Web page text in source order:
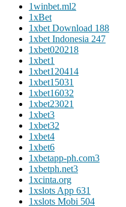
1winbet.ml2
1xBet
1xbet Download 188
1xbet Indonesia 247
1xbet020218
1xbet1
1xbet120414
1xbet15031
1xbet16032
1xbet23021
1xbet3
1xbet32
1xbet4
1xbet6
1xbetapp-ph.com3
1xbetph.net3
1xcinta.org
1xslots App 631
1xslots Mobi 504